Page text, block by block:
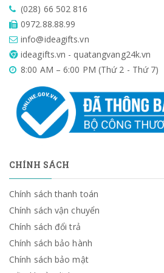
(028) 66 502 816
0972.88.88.99
info@ideagifts.vn
ideagifts.vn - quatangvang24k.vn
8:00 AM – 6:00 PM (Thứ 2 - Thứ 7)
CHÍNH SÁCH
Chính sách thanh toán
Chính sách vận chuyển
Chính sách đổi trả
Chính sách bảo hành
Chính sách bảo mật